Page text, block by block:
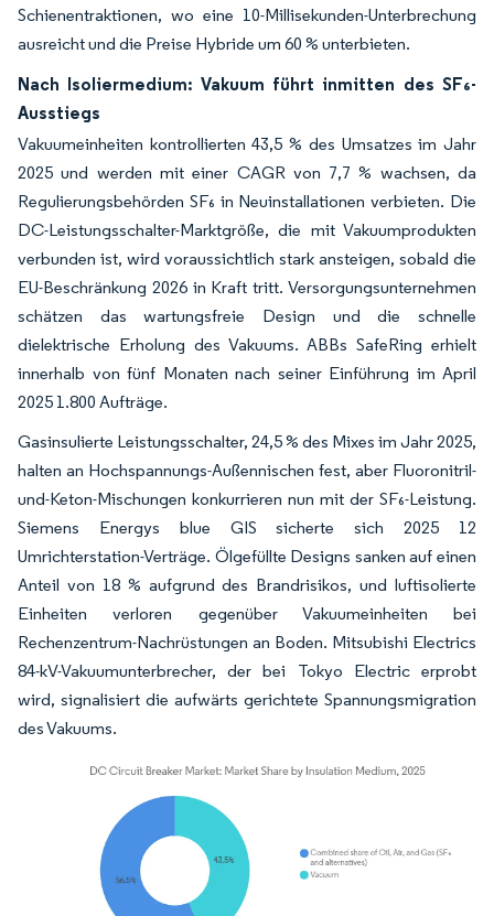
Schienentraktionen, wo eine 10-Millisekunden-Unterbrechung
ausreicht und die Preise Hybride um 60 % unterbieten.
Nach Isoliermedium: Vakuum führt inmitten des SF₆-
Ausstiegs
Vakuumeinheiten kontrollierten 43,5 % des Umsatzes im Jahr
2025 und werden mit einer CAGR von 7,7 % wachsen, da
Regulierungsbehörden SF₆ in Neuinstallationen verbieten. Die
DC-Leistungsschalter-Marktgröße, die mit Vakuumprodukten
verbunden ist, wird voraussichtlich stark ansteigen, sobald die
EU-Beschränkung 2026 in Kraft tritt. Versorgungsunternehmen
schätzen das wartungsfreie Design und die schnelle
dielektrische Erholung des Vakuums. ABBs SafeRing erhielt
innerhalb von fünf Monaten nach seiner Einführung im April
2025 1.800 Aufträge.
Gasinsulierte Leistungsschalter, 24,5 % des Mixes im Jahr 2025,
halten an Hochspannungs-Außennischen fest, aber Fluoronitril-
und-Keton-Mischungen konkurrieren nun mit der SF₆-Leistung.
Siemens Energys blue GIS sicherte sich 2025 12
Umrichterstation-Verträge. Ölgefüllte Designs sanken auf einen
Anteil von 18 % aufgrund des Brandrisikos, und luftisolierte
Einheiten verloren gegenüber Vakuumeinheiten bei
Rechenzentrum-Nachrüstungen an Boden. Mitsubishi Electrics
84-kV-Vakuumunterbrecher, der bei Tokyo Electric erprobt
wird, signalisiert die aufwärts gerichtete Spannungsmigration
des Vakuums.